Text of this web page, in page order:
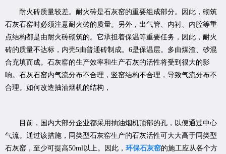
耐火砖质量较差。耐火砖是石灰窑的重要组成部分。因此，砌筑
石灰石窑时必须注意耐火砖的质量。另外，出气管、内衬、内腔等重
点结构都是由耐火砖砌筑的。它承担着保温等重要任务，因此，耐火
砖的质量不达标，内壳5由普通砖制成。6是保温层。多由煤渣、砂混
合充填而成。石灰窑的生产效率和生产石灰的活性将受到很大的影
响。石灰石窑内气流分布不合理，竖窑结构不合理，导致气流分布不
合理。如何改造抽油烟机的结构，
目前，国内大部分企业都采用抽油烟机顶部的孔，以便通过中心
气流。通过该措施，同类型石灰窑生产的石灰活性可大大高于同类型
石灰窑，至少可提高50ml以上。因此， 环保石灰窑的施工应从各个方